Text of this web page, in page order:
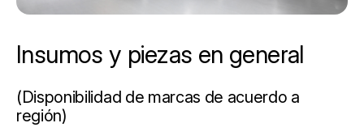
Insumos y piezas en general
(Disponibilidad de marcas de acuerdo a
región)